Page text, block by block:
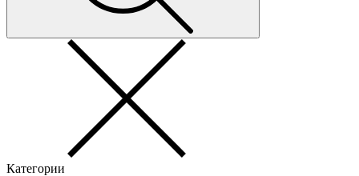
Категории